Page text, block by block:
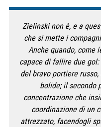
Zielinski non è, e a
che si mette i
Anche quando, come
capace di fallire due
del bravo portiere
bolide; il secondo
concentrazione che
coordinazione di un
attrezzato, facendogli